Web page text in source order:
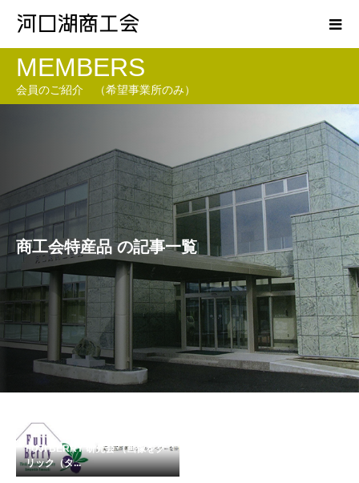
MEMBERS
会員のご紹介 （希望事業所のみ）
商工会特産品 の記事一覧
FUJI BERRY 研究会 （画像をク
リック（タ...